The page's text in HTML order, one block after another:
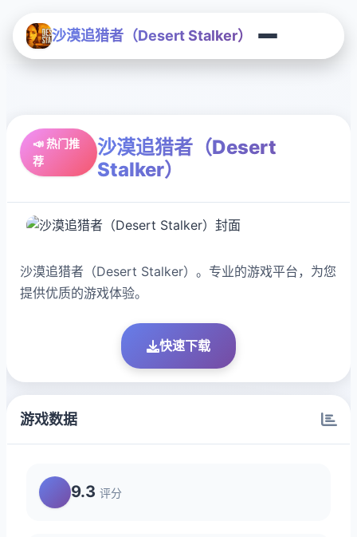
沙漠追猎者（Desert Stalker）
📣 热门推
荐
沙漠追猎者（Desert
Stalker）
沙漠追猎者（Desert Stalker）。专业的游戏平台，为您
提供优质的游戏体验。
快速下载
游戏数据
9.3 评分